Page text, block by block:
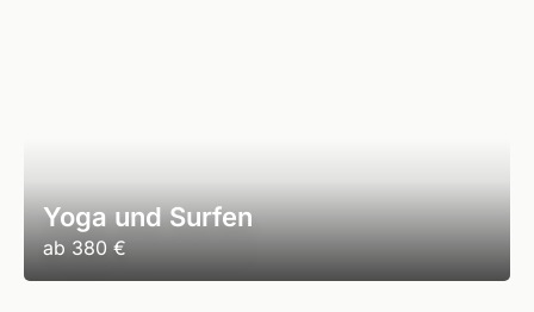
Yoga und Surfen
ab 380 €